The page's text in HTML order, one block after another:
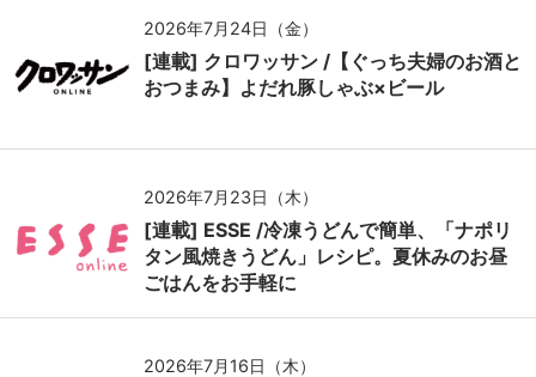
2026年7月24日（金）
[連載] クロワッサン /【ぐっち夫婦のお酒と
おつまみ】よだれ豚しゃぶ×ビール
2026年7月23日（木）
[連載] ESSE /冷凍うどんで簡単、「ナポリ
タン風焼きうどん」レシピ。夏休みのお昼
ごはんをお手軽に
2026年7月16日（木）